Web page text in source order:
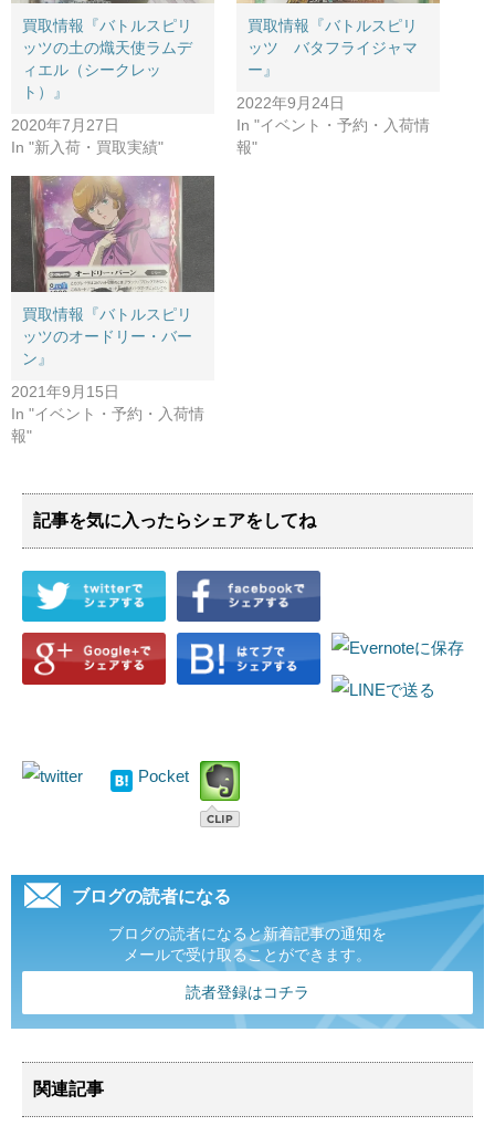
買取情報『バトルスピリ
ッツの土の熾天使ラムデ
ィエル（シークレッ
ト）』
2020年7月27日
In "新入荷・買取実績"
買取情報『バトルスピリ
ッツ バタフライジャマ
ー』
2022年9月24日
In "イベント・予約・入荷情
報"
買取情報『バトルスピリ
ッツのオードリー・バー
ン』
2021年9月15日
In "イベント・予約・入荷情
報"
記事を気に入ったらシェアをしてね
Pocket
ブログの読者になる
ブログの読者になると新着記事の通知を
メールで受け取ることができます。
読者登録はコチラ
関連記事